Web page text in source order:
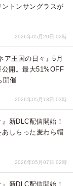
トンサングラスが
2026年05月20日 02時
ア王国の日々』5月
開。最大51%OFF
開催
2026年05月13日 03時
新DLC配信開始！
しらった麦わら帽
2026年05月07日 02時
新DLC配信開始！